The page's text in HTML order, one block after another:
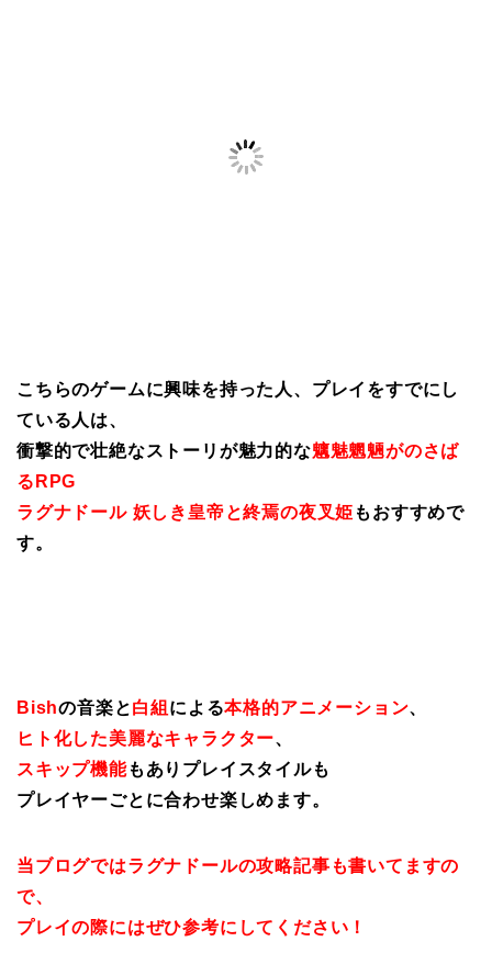
こちらのゲームに興味を持った人、プレイをすでにし
ている人は、
衝撃的で壮絶なストーリが魅力的な魑魅魍魎がのさば
るRPG
ラグナドール 妖しき皇帝と終焉の夜叉姫 もおすすめで
す。
Bishの音楽と白組 による本格的アニメーション、
ヒト化した美麗なキャラクター、
スキップ機能もありプレイスタイルも
プレイヤーごとに合わせ楽しめます。
当ブログではラグナドールの攻略記事も書いてますの
で、
プレイの際にはぜひ参考にしてください！